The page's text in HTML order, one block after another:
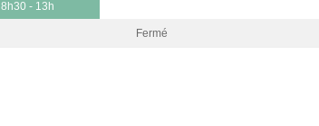
8h30 - 13h
Fermé